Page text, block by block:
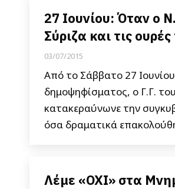
27 Ιουνίου: Όταν ο
Σύριζα και τις
03/07/2015
Από το Σάββατο 27
δημοψηφίσματος, ο Γ.Γ.
κατακεραύνωνε την
όσα δραματικά
Λέμε «ΟΧΙ» στα